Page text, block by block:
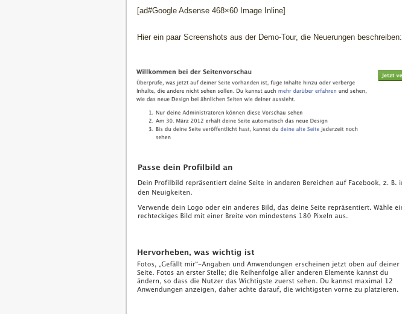
[ad#Google Adsense 468×60 Image Inline]
Hier ein paar Screenshots aus der Demo-Tour, die Neuerungen beschreiben: